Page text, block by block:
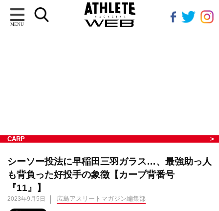
MENU
CARP
シーソー投法に早稲田三羽ガラス…、最強助っ人
も背負った好投手の象徴【カープ背番号
『11』】
2023年9月5日 広島アスリートマガジン編集部